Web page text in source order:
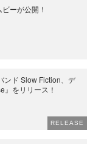
ーが公開！
ンド Slow Fiction、デ
』をリリース！
RELEASE